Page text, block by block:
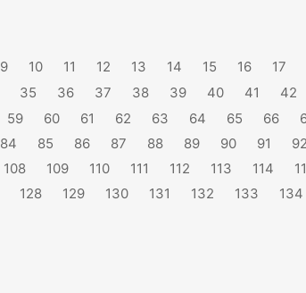
9 10 11 12 13 14 15 16 17
35 36 37 38 39 40 41 42
59 60 61 62 63 64 65 66
84 85 86 87 88 89 90 91 92
108 109 110 111 112 113 114
128 129 130 131 132 133 134